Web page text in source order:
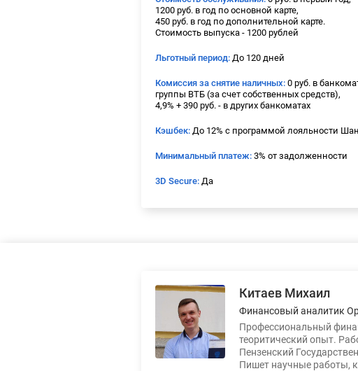
1200 руб. в год по основной карте,
450 руб. в год по дополнительной карте.
Стоимость выпуска - 1200 рублей
Льготный период: До 120 дней
Комиссия за снятие наличных: 0 руб. в
группы ВТБ (за счет собственных средств),
4,9% + 390 руб. - в других банкоматах
Кэшбек: До 12% с программой лояльности
Минимальный платеж: 3% от задолженности
3D Secure: Да
Китаев Михаил
Финансовый аналитик
Профессиональный
теоритический опыт.
Пензенский
Пишет научные работы,